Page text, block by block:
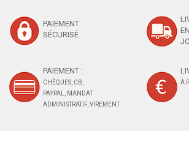
PAIEMENT
SÉCURISÉ
PAIEMENT :
CHÈQUES, CB,
PAYPAL, MANDAT
ADMINISTRATIF, VIREMENT
À